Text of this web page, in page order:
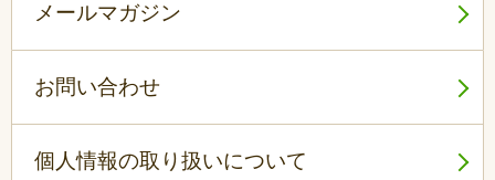
メールマガジン
お問い合わせ
個人情報の取り扱いについて